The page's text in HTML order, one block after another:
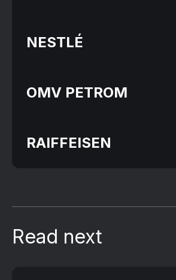
NESTLÉ
OMV PETROM
RAIFFEISEN
Read next